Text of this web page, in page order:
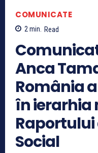
COMUNICATE
2min. Read
Anca
România
în ierarhia
Raportului
Social